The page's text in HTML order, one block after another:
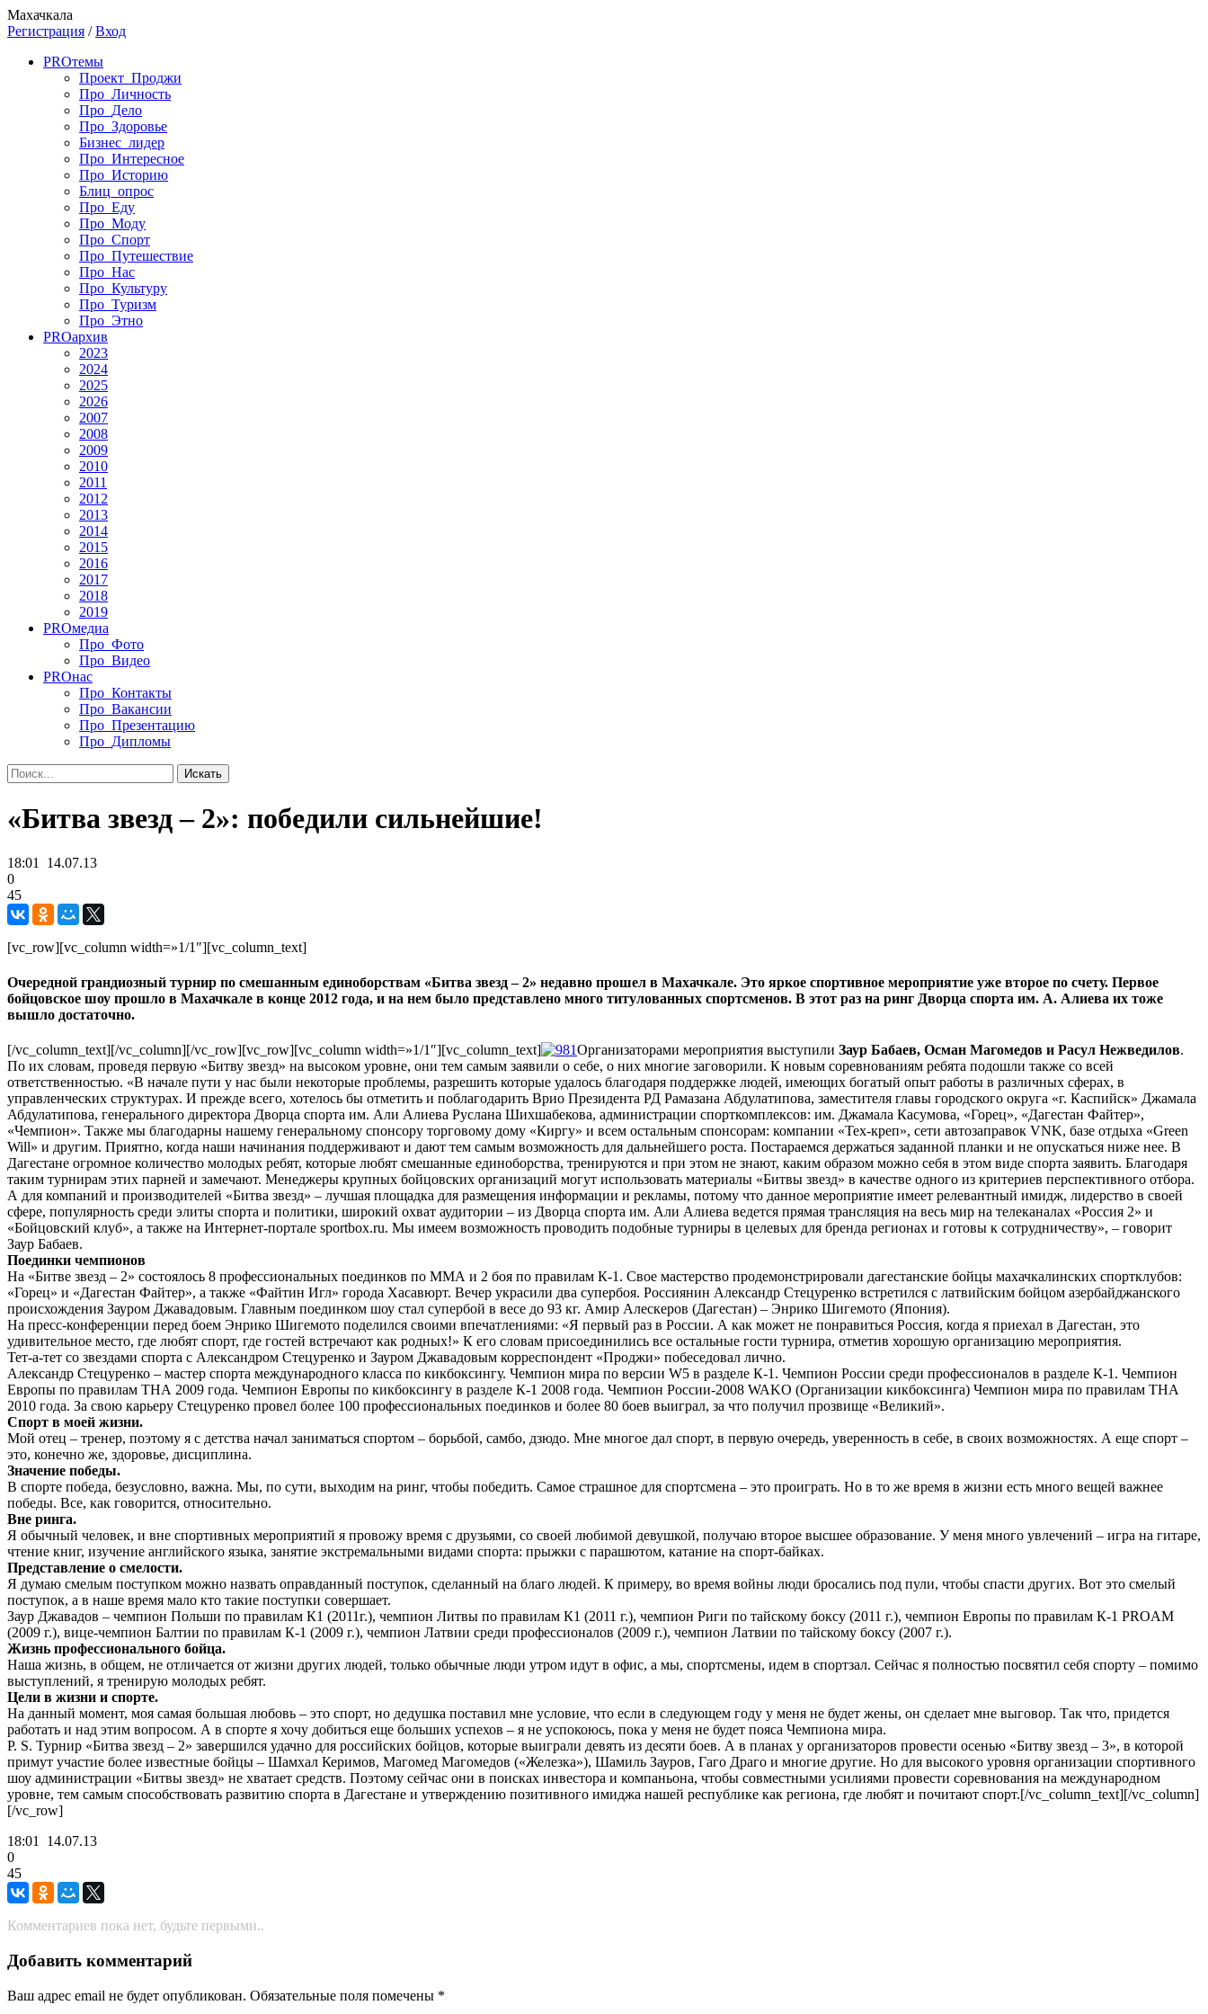
Махачкала
Регистрация /Вход
PROтемы
Проект_Проджи
Про_Личность
Про_Дело
Про_Здоровье
Бизнес_лидер
Про_Интересное
Про_Историю
Блиц_опрос
Про_Еду
Про_Моду
Про_Спорт
Про_Путешествие
Про_Нас
Про_Культуру
Про_Туризм
Про_Этно
PROархив
2023
2024
2025
2026
2007
2008
2009
2010
2011
2012
2013
2014
2015
2016
2017
2018
2019
PROмедиа
Про_Фото
Про_Видео
PROнас
Про_Контакты
Про_Вакансии
Про_Презентацию
Про_Дипломы
«Битва звезд – 2»: победили сильнейшие!
18:01 14.07.13
0
45
[vc_row][vc_column width=»1/1″][vc_column_text]
Очередной грандиозный турнир по смешанным единоборствам «Битва звезд – 2» недавно прошел в Махачкале. Это яркое спортивное мероприятие уже второе по счету. Первое
бойцовское шоу прошло в Махачкале в конце 2012 года, и на нем было представлено много титулованных спортсменов. В этот раз на ринг Дворца спорта им. А. Алиева их тоже
вышло достаточно.
[/vc_column_text][/vc_column][/vc_row][vc_row][vc_column width=»1/1″][vc_column_text] Организаторами мероприятия выступили Заур Бабаев, Осман Магомедов и Расул Нежведилов.
По их словам, проведя первую «Битву звезд» на высоком уровне, они тем самым заявили о себе, о них многие заговорили. К новым соревнованиям ребята подошли также со всей
ответственностью. «В начале пути у нас были некоторые проблемы, разрешить которые удалось благодаря поддержке людей, имеющих богатый опыт работы в различных сферах, в
управленческих структурах. И прежде всего, хотелось бы отметить и поблагодарить Врио Президента РД Рамазана Абдулатипова, заместителя главы городского округа «г. Каспийск» Джамала
Абдулатипова, генерального директора Дворца спорта им. Али Алиева Руслана Шихшабекова, администрации спорткомплексов: им. Джамала Касумова, «Горец», «Дагестан Файтер»,
«Чемпион». Также мы благодарны нашему генеральному спонсору торговому дому «Киргу» и всем остальным спонсорам: компании «Тех-креп», сети автозаправок VNK, базе отдыха «Green
Will» и другим. Приятно, когда наши начинания поддерживают и дают тем самым возможность для дальнейшего роста. Постараемся держаться заданной планки и не опускаться ниже нее. В
Дагестане огромное количество молодых ребят, которые любят смешанные единоборства, тренируются и при этом не знают, каким образом можно себя в этом виде спорта заявить. Благодаря
таким турнирам этих парней и замечают. Менеджеры крупных бойцовских организаций могут использовать материалы «Битвы звезд» в качестве одного из критериев перспективного отбора.
А для компаний и производителей «Битва звезд» – лучшая площадка для размещения информации и рекламы, потому что данное мероприятие имеет релевантный имидж, лидерство в своей
сфере, популярность среди элиты спорта и политики, широкий охват аудитории – из Дворца спорта им. Али Алиева ведется прямая трансляция на весь мир на телеканалах «Россия 2» и
«Бойцовский клуб», а также на Интернет-портале sportbox.ru. Мы имеем возможность проводить подобные турниры в целевых для бренда регионах и готовы к сотрудничеству», – говорит
Заур Бабаев.
Поединки чемпионов
На «Битве звезд – 2» состоялось 8 профессиональных поединков по ММА и 2 боя по правилам К-1. Свое мастерство продемонстрировали дагестанские бойцы махачкалинских спортклубов:
«Горец» и «Дагестан Файтер», а также «Файтин Игл» города Хасавюрт. Вечер украсили два супербоя. Россиянин Александр Стецуренко встретился с латвийским бойцом азербайджанского
происхождения Зауром Джавадовым. Главным поединком шоу стал супербой в весе до 93 кг. Амир Алескеров (Дагестан) – Энрико Шигемото (Япония).
На пресс-конференции перед боем Энрико Шигемото поделился своими впечатлениями: «Я первый раз в России. А как может не понравиться Россия, когда я приехал в Дагестан, это
удивительное место, где любят спорт, где гостей встречают как родных!» К его словам присоединились все остальные гости турнира, отметив хорошую организацию мероприятия.
Тет-а-тет со звездами спорта с Александром Стецуренко и Зауром Джавадовым корреспондент «Проджи» побеседовал лично.
Александр Стецуренко – мастер спорта международного класса по кикбоксингу. Чемпион мира по версии W5 в разделе К-1. Чемпион России среди профессионалов в разделе К-1. Чемпион
Европы по правилам ТНА 2009 года. Чемпион Европы по кикбоксингу в разделе К-1 2008 года. Чемпион России-2008 WAKO (Организации кикбоксинга) Чемпион мира по правилам ТНА
2010 года. За свою карьеру Стецуренко провел более 100 профессиональных поединков и более 80 боев выиграл, за что получил прозвище «Великий».
Спорт в моей жизни.
Мой отец – тренер, поэтому я с детства начал заниматься спортом – борьбой, самбо, дзюдо. Мне многое дал спорт, в первую очередь, уверенность в себе, в своих возможностях. А еще спорт –
это, конечно же, здоровье, дисциплина.
Значение победы.
В спорте победа, безусловно, важна. Мы, по сути, выходим на ринг, чтобы победить. Самое страшное для спортсмена – это проиграть. Но в то же время в жизни есть много вещей важнее
победы. Все, как говорится, относительно.
Вне ринга.
Я обычный человек, и вне спортивных мероприятий я провожу время с друзьями, со своей любимой девушкой, получаю второе высшее образование. У меня много увлечений – игра на гитаре,
чтение книг, изучение английского языка, занятие экстремальными видами спорта: прыжки с парашютом, катание на спорт-байках.
Представление о смелости.
Я думаю смелым поступком можно назвать оправданный поступок, сделанный на благо людей. К примеру, во время войны люди бросались под пули, чтобы спасти других. Вот это смелый
поступок, а в наше время мало кто такие поступки совершает.
Заур Джавадов – чемпион Польши по правилам К1 (2011г.), чемпион Литвы по правилам К1 (2011 г.), чемпион Риги по тайскому боксу (2011 г.), чемпион Европы по правилам К-1 PROAM
(2009 г.), вице-чемпион Балтии по правилам К-1 (2009 г.), чемпион Латвии среди профессионалов (2009 г.), чемпион Латвии по тайскому боксу (2007 г.).
Жизнь профессионального бойца.
Наша жизнь, в общем, не отличается от жизни других людей, только обычные люди утром идут в офис, а мы, спортсмены, идем в спортзал. Сейчас я полностью посвятил себя спорту – помимо
выступлений, я тренирую молодых ребят.
Цели в жизни и спорте.
На данный момент, моя самая большая любовь – это спорт, но дедушка поставил мне условие, что если в следующем году у меня не будет жены, он сделает мне выговор. Так что, придется
работать и над этим вопросом. А в спорте я хочу добиться еще больших успехов – я не успокоюсь, пока у меня не будет пояса Чемпиона мира.
P. S. Турнир «Битва звезд – 2» завершился удачно для российских бойцов, которые выиграли девять из десяти боев. А в планах у организаторов провести осенью «Битву звезд – 3», в которой
примут участие более известные бойцы – Шамхал Керимов, Магомед Магомедов («Железка»), Шамиль Зауров, Гаго Драго и многие другие. Но для высокого уровня организации спортивного
шоу администрации «Битвы звезд» не хватает средств. Поэтому сейчас они в поисках инвестора и компаньона, чтобы совместными усилиями провести соревнования на международном
уровне, тем самым способствовать развитию спорта в Дагестане и утверждению позитивного имиджа нашей республике как региона, где любят и почитают спорт.[/vc_column_text][/vc_column]
[/vc_row]
18:01 14.07.13
0
45
Комментариев пока нет, будьте первыми..
Добавить комментарий
Ваш адрес email не будет опубликован. Обязательные поля помечены *